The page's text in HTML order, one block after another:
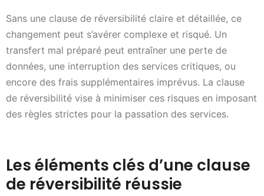
Sans une clause de réversibilité claire et détaillée, ce
changement peut s’avérer complexe et risqué. Un
transfert mal préparé peut entraîner une perte de
données, une interruption des services critiques, ou
encore des frais supplémentaires imprévus. La clause
de réversibilité vise à minimiser ces risques en imposant
des règles strictes pour la passation des services.
Les éléments clés d’une clause
de réversibilité réussie